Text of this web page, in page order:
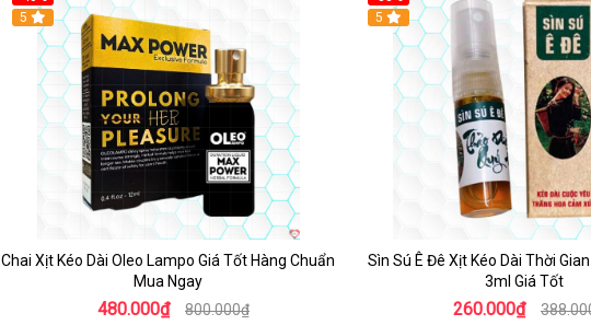
5
Chai Xịt Kéo Dài Oleo Lampo Giá Tốt Hàng Chuẩn
Mua Ngay
480.000₫ 800.000₫
5
Sìn Sú Ê Đê Xịt Kéo Dài Thời
3ml Giá Tốt
260.000₫